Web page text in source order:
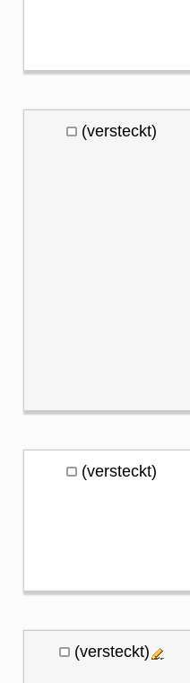
(versteckt)
(versteckt)
(versteckt)